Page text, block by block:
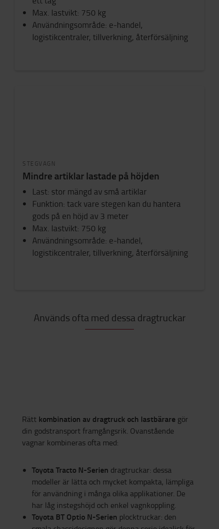
Max. lastvikt: 750 kg
Användningsområde: e-handel,
logistikcentraler, tillverkning, återförsäljning
STEGVAGN
Mindre artiklar lastade på höjden
Last: stor mängd av små artiklar
Funktion: tack vare stegen kan du hantera
gods på en höjd av 3 meter
Max. lastvikt: 750 kg
Användningsområde: e-handel,
logistikcentraler, tillverkning, återförsäljning
Används ofta med dessa dragtruckar
Rätt kombination av dragtruck och lastbärare gör
din godstransport framgångsrik. Ovanstående
vagnar kombineras ofta med:
Toyota Tracto N-Serien dragtruckar: dessa
modeller är lätta och mycket kompakta, lämpliga
för användning i många olika applikationer. De
har låg instegshöjd och enkel vagnkoppling.
Toyota BT Optio N-Serien plocktruckar: den